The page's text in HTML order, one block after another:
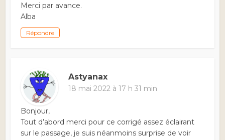
Merci par avance.
Alba
Répondre
Astyanax
18 mai 2022 à 17 h 31 min
Bonjour,
Tout d’abord merci pour ce corrigé assez éclairant
sur le passage, je suis néanmoins surprise de voir